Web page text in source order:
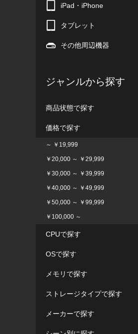
iPad・iPhone
タブレット
その他周辺機器
ジャンルから探す
商品状態で探す
価格で探す
～ ￥19,999
￥20,000 ～ ￥29,999
￥30,000 ～ ￥39,999
￥40,000 ～ ￥49,999
￥50,000 ～ ￥99,999
￥100,000 ～
CPUで探す
OSで探す
メモリで探す
ストレージタイプで探す
メーカーで探す